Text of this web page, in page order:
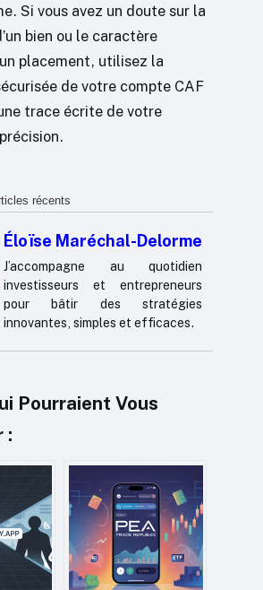
Si vous avez un doute sur la
bien ou le caractère
placement, utilisez la
de votre compte CAF
trace écrite de votre
récents
Éloïse Maréchal-Delorme
J’accompagne au quotidien
investisseurs et entrepreneurs
pour bâtir des stratégies
innovantes, simples et efficaces.
Pourraient Vous
: